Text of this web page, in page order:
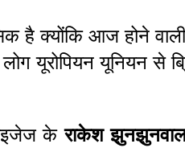
है क्योंकि आज होने
यूरोपियन यूनियन
के राकेश